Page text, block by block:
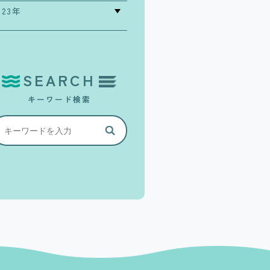
年
SEARCH
キーワード検索